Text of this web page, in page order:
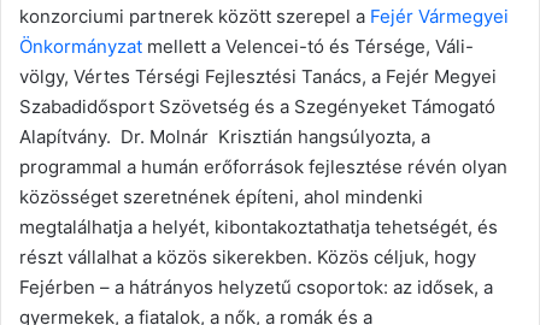
konzorciumi partnerek között szerepel a Fejér Vármegyei
Önkormányzat mellett a Velencei-tó és Térsége, Váli-
völgy, Vértes Térségi Fejlesztési Tanács, a Fejér Megyei
Szabadidősport Szövetség és a Szegényeket Támogató
Alapítvány. Dr. Molnár Krisztián hangsúlyozta, a
programmal a humán erőforrások fejlesztése révén olyan
közösséget szeretnének építeni, ahol mindenki
megtalálhatja a helyét, kibontakoztathatja tehetségét, és
részt vállalhat a közös sikerekben. Közös céljuk, hogy
Fejérben – a hátrányos helyzetű csoportok: az idősek, a
gyermekek, a fiatalok, a nők, a romák és a